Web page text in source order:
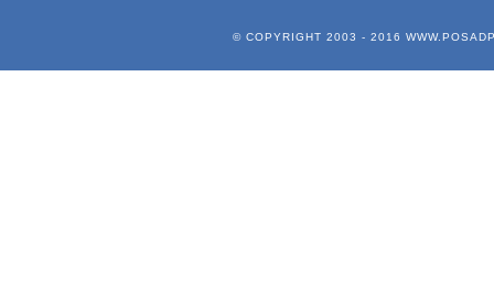
© COPYRIGHT 2003 - 2016